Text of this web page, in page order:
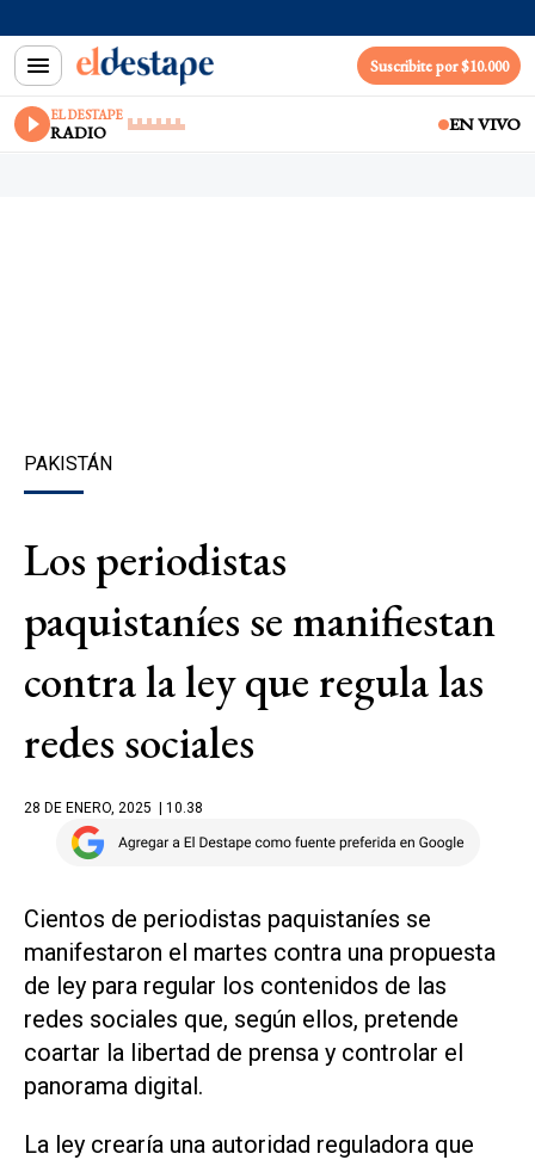
Suscribite por $10.000
EL DESTAPE
RADIO EN VIVO
PAKISTÁN
Los periodistas
paquistaníes se manifiestan
contra la ley que regula las
redes sociales
28 DE ENERO, 2025 | 10.38
Cientos de periodistas paquistaníes se
manifestaron el martes contra una propuesta
de ley para regular los contenidos de las
redes sociales que, según ellos, pretende
coartar la libertad de prensa y controlar el
panorama digital.
La ley crearía una autoridad reguladora que